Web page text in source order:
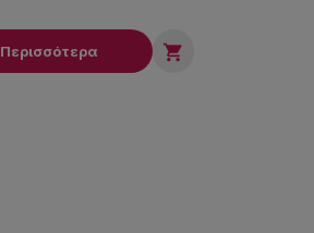
Περισσότερα 